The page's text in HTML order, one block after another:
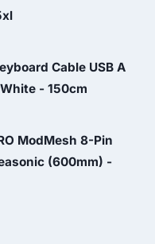
Cable USB A
- 150cm
ModMesh 8-Pin
(600mm) -